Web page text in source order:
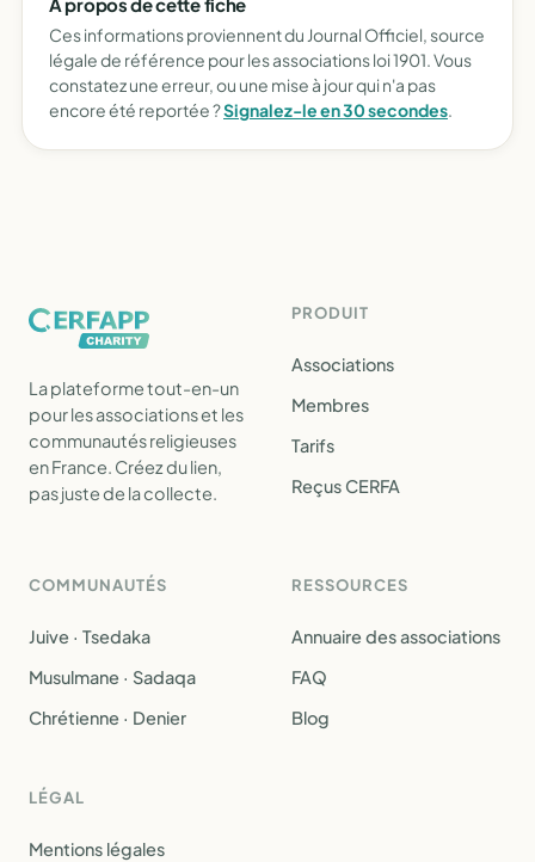
Ces informations proviennent du Journal Officiel, source
légale de référence pour les associations loi 1901. Vous
constatez une erreur, ou une mise à jour qui n'a pas
encore été reportée ?Signalez-le en 30 secondes.
La plateforme tout-en-un
pour les associations et les
communautés religieuses
en France. Créez du lien,
pas juste de la collecte.
PRODUIT
Associations
Membres
Tarifs
Reçus CERFA
COMMUNAUTÉS
Juive · Tsedaka
Musulmane · Sadaqa
Chrétienne · Denier
RESSOURCES
Annuaire des associations
FAQ
Blog
LÉGAL
Mentions légales